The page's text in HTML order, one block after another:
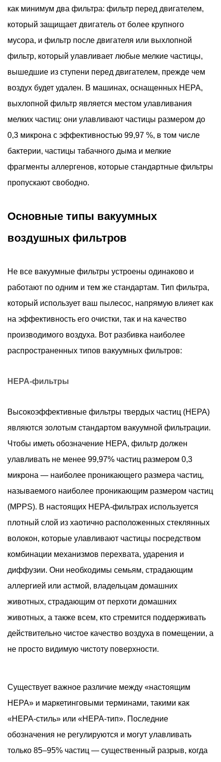
и
обслуживать
воздушные
фильтры
5.1
Сухой
промывка
пенопластовых
и
гофрированных
фильтров
высыхания
подлежит
6
Когда
лучше
чем
чистить
вакуумный
7
сменного
вакуумного
воздушного
фильтра
как минимум два фильтра: фильтр перед двигателем,
который защищает двигатель от более крупного
мусора, и фильтр после двигателя или выхлопной
фильтр, который улавливает любые мелкие частицы,
вышедшие из ступени перед двигателем, прежде чем
воздух будет удален. В машинах, оснащенных HEPA,
выхлопной фильтр является местом улавливания
мелких частиц: они улавливают частицы размером до
0,3 микрона с эффективностью 99,97 %, в том числе
бактерии, частицы табачного дыма и мелкие
фрагменты аллергенов, которые стандартные фильтры
пропускают свободно.
Основные типы вакуумных
воздушных фильтров
Не все вакуумные фильтры устроены одинаково и
работают по одним и тем же стандартам. Тип фильтра,
который использует ваш пылесос, напрямую влияет как
на эффективность его очистки, так и на качество
производимого воздуха. Вот разбивка наиболее
распространенных типов вакуумных фильтров:
НЕРА-фильтры
Высокоэффективные фильтры твердых частиц (HEPA)
являются золотым стандартом вакуумной фильтрации.
Чтобы иметь обозначение HEPA, фильтр должен
улавливать не менее 99,97% частиц размером 0,3
микрона — наиболее проникающего размера частиц,
называемого наиболее проникающим размером частиц
(MPPS). В настоящих HEPA-фильтрах используется
плотный слой из хаотично расположенных стеклянных
волокон, которые улавливают частицы посредством
комбинации механизмов перехвата, ударения и
диффузии. Они необходимы семьям, страдающим
аллергией или астмой, владельцам домашних
животных, страдающим от перхоти домашних
животных, а также всем, кто стремится поддерживать
действительно чистое качество воздуха в помещении, а
не просто видимую чистоту поверхности.
Существует важное различие между «настоящим
HEPA» и маркетинговыми терминами, такими как
«HEPA-стиль» или «HEPA-тип». Последние
обозначения не регулируются и могут улавливать
только 85–95% частиц — существенный разрыв, когда